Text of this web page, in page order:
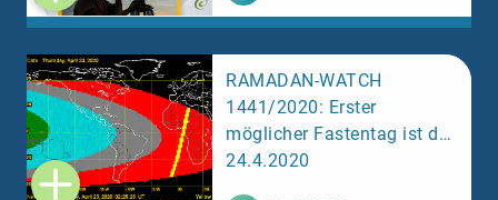
RAMADAN-WATCH
1441/2020: Erster
möglicher Fastentag ist der
24.4.2020